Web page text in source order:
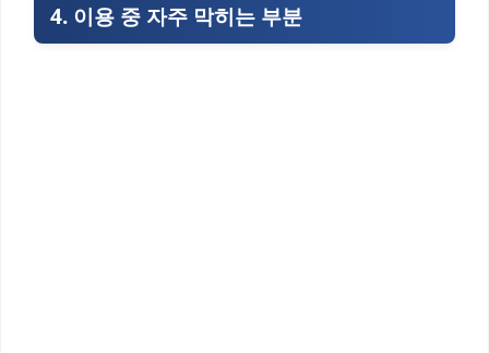
4. 이용 중 자주 막히는 부분